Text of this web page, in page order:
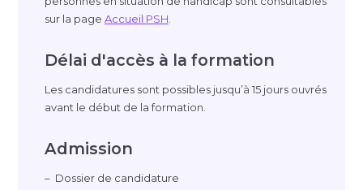
sur la page Accueil PSH
Délai d'accès à la formation
Les candidatures sont possibles jusqu’à 15 jours ouvrés
avant le début de la formation.
Admission
Dossier de candidature